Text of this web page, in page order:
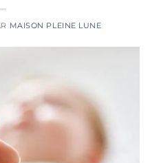
MAISON PLEINE LUNE